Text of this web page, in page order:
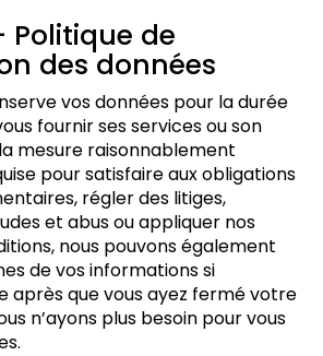
Politique de
des données
vos données pour la durée
fournir ses services ou son
mesure raisonnablement
pour satisfaire aux obligations
régler des litiges,
et abus ou appliquer nos
nous pouvons également
de vos informations si
après que vous ayez fermé votre
n’ayons plus besoin pour vous